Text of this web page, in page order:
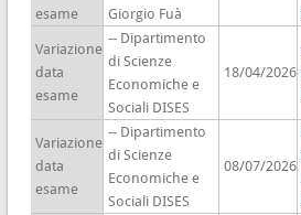
esame
Giorgio Fuà
Variazione
data
esame
-- Dipartimento
di Scienze
Economiche e
Sociali DISES
18/04/2026
Variazione
data
esame
-- Dipartimento
di Scienze
Economiche e
Sociali DISES
08/07/2026